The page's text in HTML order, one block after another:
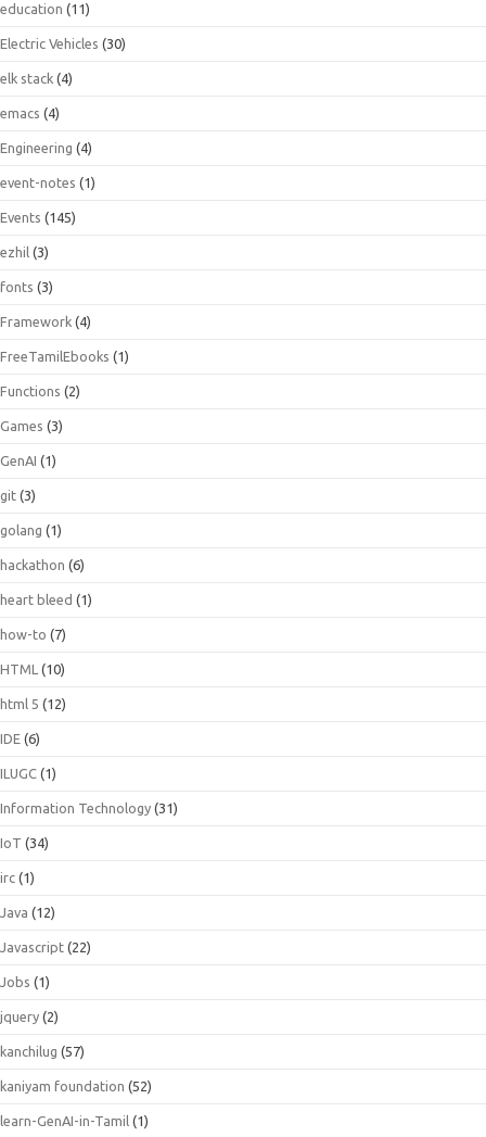
education (11)
Electric Vehicles (30)
elk stack (4)
emacs (4)
Engineering (4)
event-notes (1)
Events (145)
ezhil (3)
fonts (3)
Framework (4)
FreeTamilEbooks (1)
Functions (2)
Games (3)
GenAI (1)
git (3)
golang (1)
hackathon (6)
heart bleed (1)
how-to (7)
HTML (10)
html 5 (12)
IDE (6)
ILUGC (1)
Information Technology (31)
IoT (34)
irc (1)
Java (12)
Javascript (22)
Jobs (1)
jquery (2)
kanchilug (57)
kaniyam foundation (52)
learn-GenAI-in-Tamil (1)